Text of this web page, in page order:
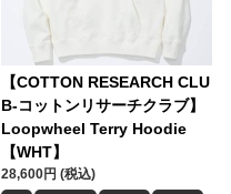
【COTTON RESEARCH CLU
B-コットンリサーチクラブ】
Loopwheel Terry Hoodie
【WHT】
28,600円 (税込)